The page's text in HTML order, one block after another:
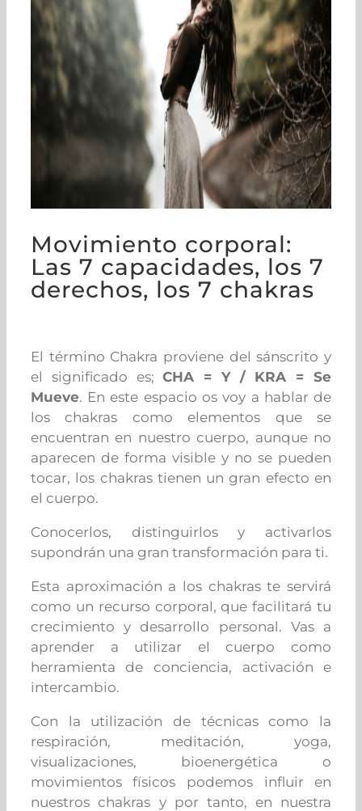
Movimiento corporal:
Las 7 capacidades, los 7
derechos, los 7 chakras
El término Chakra proviene del sánscrito y
el significado es;CHA = Y / KRA = Se
Mueve. En este espacio os voy a hablar de
los chakras como elementos que se
encuentran en nuestro cuerpo, aunque no
aparecen de forma visible y no se pueden
tocar, los chakras tienen un gran efecto en
el cuerpo.
Conocerlos, distinguirlos y activarlos
supondrán una gran transformación para ti.
Esta aproximación a los chakras te servirá
como un recurso corporal, que facilitará tu
crecimiento y desarrollo personal. Vas a
aprender a utilizar el cuerpo como
herramienta de conciencia, activación e
intercambio.
Con la utilización de técnicas como la
respiración, meditación, yoga,
visualizaciones, bioenergética o
movimientos físicos podemos influir en
nuestros chakras y por tanto, en nuestra